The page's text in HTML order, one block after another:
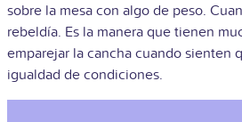
sobre la mesa con algo de peso.
rebeldía. Es la manera que tienen
emparejar la cancha cuando sienten
igualdad de condiciones.